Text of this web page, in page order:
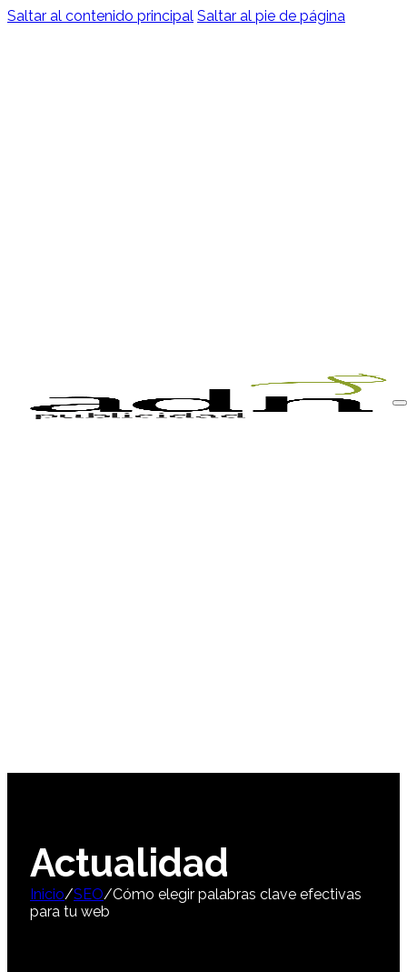
Saltar al contenido principal Saltar al pie de página
Actualidad
Inicio/SEO/Cómo elegir palabras clave efectivas
para tu web